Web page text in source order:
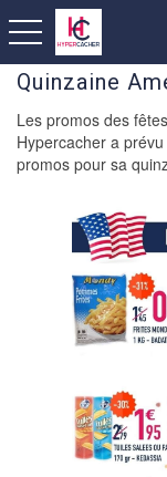
toggle navigation
Quinzaine
Les promos des
Hypercacher a
promos pour sa